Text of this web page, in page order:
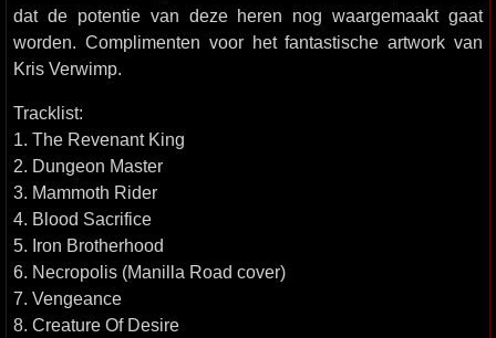
dat de potentie van deze heren nog waargemaakt gaat
worden. Complimenten voor het fantastische artwork van
Kris Verwimp.
Tracklist:
1. The Revenant King
2. Dungeon Master
3. Mammoth Rider
4. Blood Sacrifice
5. Iron Brotherhood
6. Necropolis (Manilla Road cover)
7. Vengeance
8. Creature Of Desire